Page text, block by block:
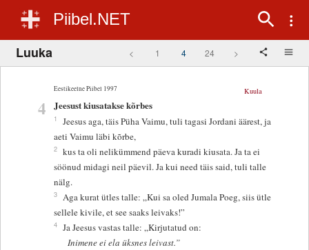
Piibel.NET
Luuka < 1 4 24 >
Eestikeelne Piibel 1997
4
Kuula
Jeesust kiusatakse kõrbes
1
Jeesus aga, täis Püha Vaimu, tuli tagasi Jordani äärest, ja
aeti Vaimu läbi kõrbe,
2 kus ta oli nelikümmend päeva kuradi kiusata. Ja ta ei
söönud midagi neil päevil. Ja kui need täis said, tuli talle
nälg.
3 Aga kurat ütles talle: „Kui sa oled Jumala Poeg, siis ütle
sellele kivile, et see saaks leivaks!”
4 Ja Jeesus vastas talle: „Kirjutatud on:
Inimene ei ela üksnes leivast.”